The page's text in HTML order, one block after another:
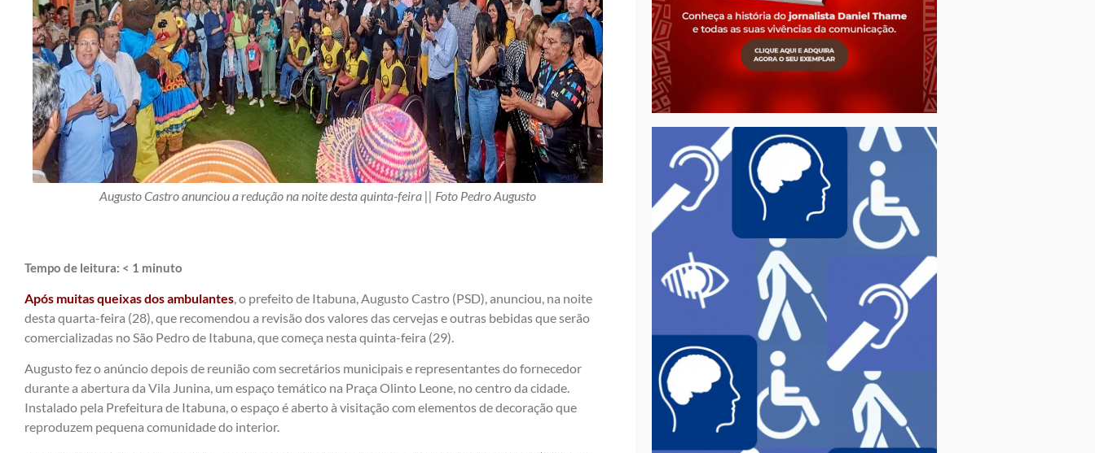
Augusto Castro anunciou a redução na noite desta quinta-feira || Foto Pedro Augusto
Tempo de leitura: < 1 minuto
Após muitas queixas dos ambulantes , o prefeito de Itabuna, Augusto Castro (PSD), anunciou, na noite
desta quarta-feira (28), que recomendou a revisão dos valores das cervejas e outras bebidas que serão
comercializadas no São Pedro de Itabuna, que começa nesta quinta-feira (29).
Augusto fez o anúncio depois de reunião com secretários municipais e representantes do fornecedor
durante a abertura da Vila Junina, um espaço temático na Praça Olinto Leone, no centro da cidade.
Instalado pela Prefeitura de Itabuna, o espaço é aberto à visitação com elementos de decoração que
reproduzem pequena comunidade do interior.